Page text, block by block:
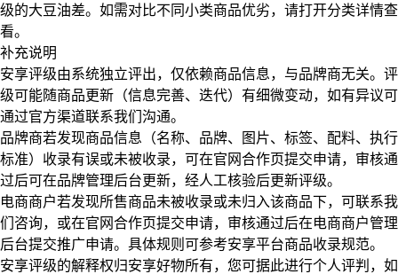
级的大豆油差。如需对比不同小类商品优劣，请打开分类详情查
看。
补充说明
安享评级由系统独立评出，仅依赖商品信息， 与品牌商无关。评
级可能随商品更新（信息完善、迭代）有细微变动，如有异议可
通过官方渠道联系我们沟通。
品牌商若发现商品信息（名称、品牌、图片、标签、配料、执行
标准）收录有误或未被收录，可在官网合作页提交申请，审核通
过后可在品牌管理后台更新，经人工核验后更新评级。
电商商户若发现所售商品未被收录或未归入该商品下，可联系我
们咨询，或在官网合作页提交申请，审核通过后在电商商户管理
后台提交推广申请。具体规则可参考安享平台商品收录规范。
安享评级的解释权归安享好物所有，您可据此进行个人评判，如